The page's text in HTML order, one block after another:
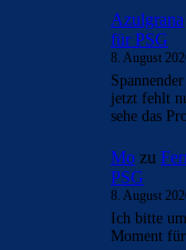
Azulgrana
für PSG
8. August
jetzt fehlt
sehe das
Mo zu
PSG
8. August
Ich bitte
Moment